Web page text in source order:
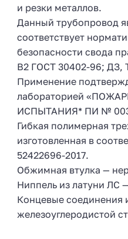
и резки металлов.
Данный трубопровод
соответствует
безопасности свода
В2 ГОСТ 30402-96; ДЗ,
Применение
лабораторией
ИСПЫТАНИЯ* ПИ №
Гибкая полимерная
изготовленная в
52422696-2017.
Обжимная втулка —
Ниппель из латуни ЛС
Концевые соединения
железоуглеродистой